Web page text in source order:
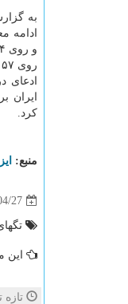
به
ادعای
ایران
كرد.
منبع:
27
این